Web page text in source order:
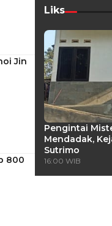
Jin
800
Liks
Pengintai
Mendadak,
Sutrimo
16:00 WIB